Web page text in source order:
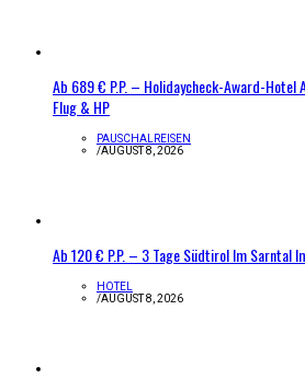
Ab 689 € P.P. – Holidaycheck-Award-Hotel
Flug & HP
PAUSCHALREISEN
/AUGUST 8, 2026
Ab 120 € P.P. – 3 Tage Südtirol Im Sarntal
HOTEL
/AUGUST 8, 2026